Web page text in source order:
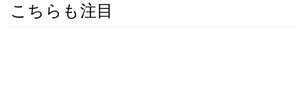
こちらも注目